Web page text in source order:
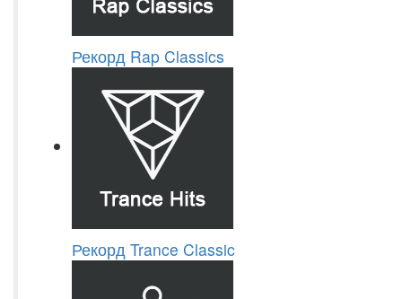
Рекорд Rap Classics
Рекорд Trance Classic